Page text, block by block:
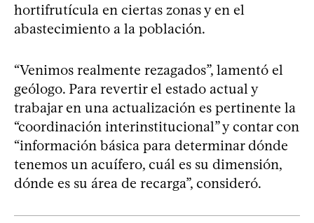
hortifrutícula en ciertas zonas y en el
abastecimiento a la población.
“Venimos realmente rezagados”, lamentó el
geólogo. Para revertir el estado actual y
trabajar en una actualización es pertinente la
“coordinación interinstitucional” y contar con
“información básica para determinar dónde
tenemos un acuífero, cuál es su dimensión,
dónde es su área de recarga”, consideró.